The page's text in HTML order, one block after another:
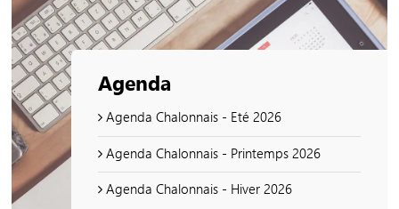
Agenda
Agenda Chalonnais - Eté 2026
Agenda Chalonnais - Printemps 2026
Agenda Chalonnais - Hiver 2026